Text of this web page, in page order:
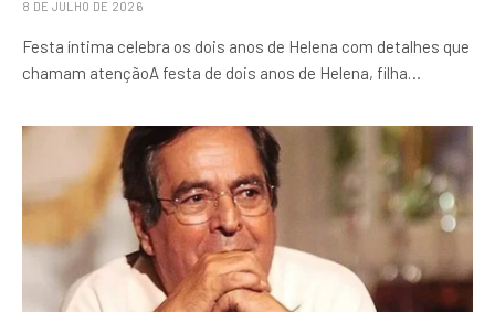
8 DE JULHO DE 2026
Festa íntima celebra os dois anos de Helena com detalhes que
chamam atençãoA festa de dois anos de Helena, filha…